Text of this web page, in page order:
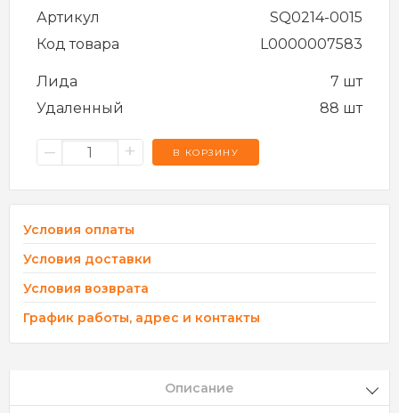
Артикул
SQ0214-0015
Код товара
L0000007583
Лида
7 шт
Удаленный
88 шт
– + В КОРЗИНУ
Условия оплаты
Условия доставки
Условия возврата
График работы, адрес и контакты
Описание